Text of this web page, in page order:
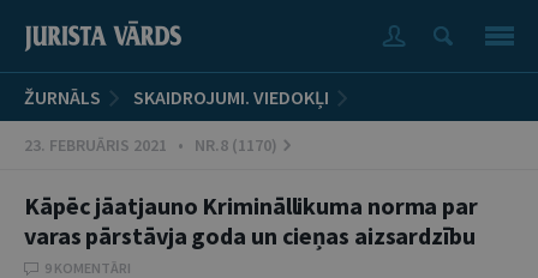
ŽURNĀLS SKAIDROJUMI. VIEDOKĻI
23. FEBRUĀRIS 2021 • NR.8 (1170)
Kāpēc jāatjauno Krimināllikuma norma par
varas pārstāvja goda un cieņas aizsardzību
9 KOMENTĀRI